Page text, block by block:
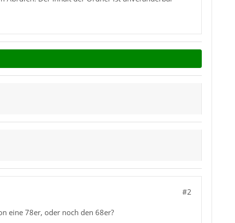
#2
eine 78er, oder noch den 68er?